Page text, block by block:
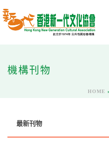
機構刊物
HOME
最新刊物